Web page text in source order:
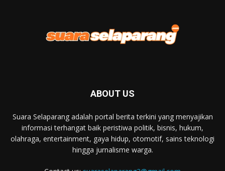
ABOUT US
Suara Selaparang adalah portal berita terkini yang menyajikan
informasi terhangat baik peristiwa politik, bisnis, hukum,
olahraga, entertainment, gaya hidup, otomotif, sains teknologi
hingga jurnalisme warga.